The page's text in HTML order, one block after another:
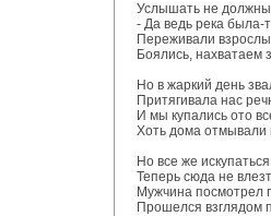
Услышать не
- Да ведь река была-
Переживали
Боялись, нахватаем
Но в жаркий день
Притягивала нас
И мы купались ото
Хоть дома отмывали
Но все же
Теперь сюда не
Мужчина посмотрел
Прошелся